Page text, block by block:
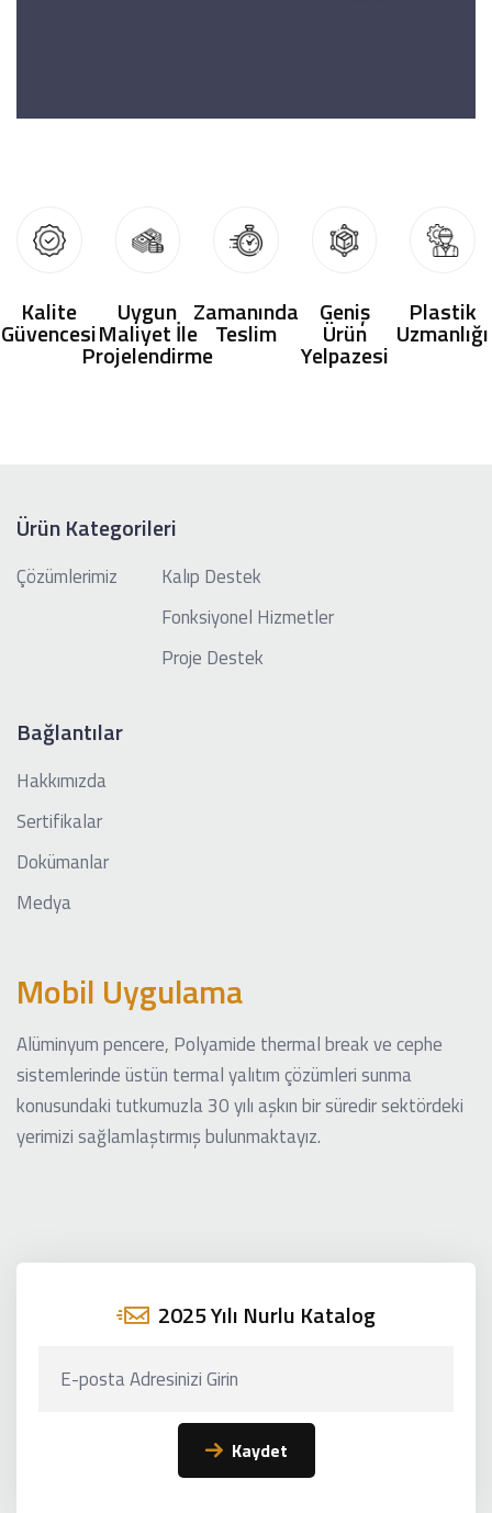
Kalite
Güvencesi
Uygun
Maliyet İle
Projelendirme
Zamanında
Teslim
Geniş
Ürün
Yelpazesi
Plastik
Uzmanlığı
Ürün Kategorileri
Çözümlerimiz
Kalıp Destek
Fonksiyonel Hizmetler
Proje Destek
Bağlantılar
Hakkımızda
Sertifikalar
Dokümanlar
Medya
Mobil Uygulama
Alüminyum pencere, Polyamide thermal break ve cephe
sistemlerinde üstün termal yalıtım çözümleri sunma
konusundaki tutkumuzla 30 yılı aşkın bir süredir sektördeki
yerimizi sağlamlaştırmış bulunmaktayız.
2025 Yılı Nurlu Katalog
Kaydet